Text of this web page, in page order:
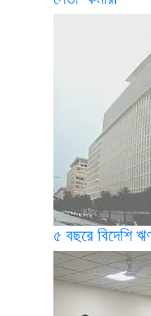
৫ বছরে বিদেশি